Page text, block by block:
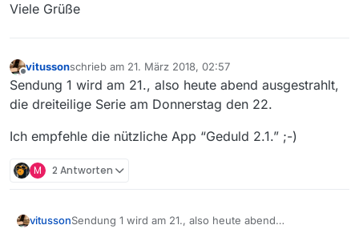
Viele Grüße
Offline
vitussonschrieb am 21. März 2018, 02:57
zuletzt editiert von
Sendung 1 wird am 21., also heute abend ausgestrahlt,
die dreiteilige Serie am Donnerstag den 22.
Ich empfehle die nützliche App “Geduld 2.1.” ;-)
M 2 Antworten
vitussonSendung 1 wird am 21., also heute abend